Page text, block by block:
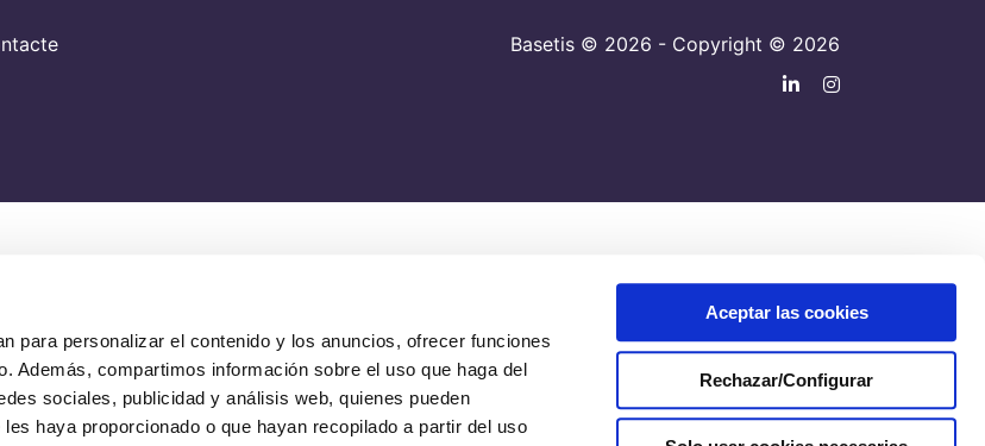
para personalizar el contenido y los anuncios, ofrecer funciones
Además, compartimos información sobre el uso que haga del
sociales, publicidad y análisis web, quienes pueden
haya proporcionado o que hayan recopilado a partir del uso
Aceptar las cookies
Rechazar/Configurar
Basetis © 2026 - Copyright © 2026